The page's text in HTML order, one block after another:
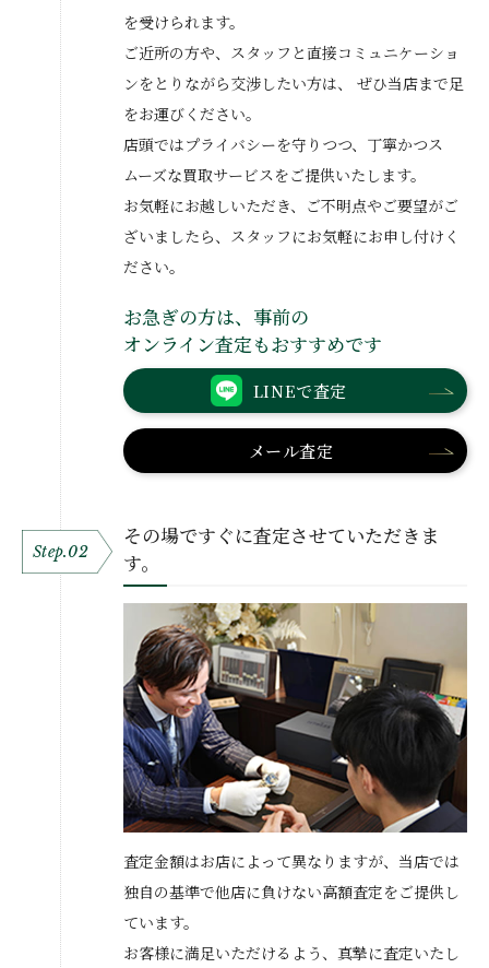
を受けられます。
ご近所の方や、スタッフと直接コミュニケーショ
ンをとりながら交渉したい方は、
ぜひ当店まで足
をお運びください。
店頭ではプライバシーを守りつつ、丁寧かつス
ムーズな買取サービスをご提供いたします。
お気軽にお越しいただき、ご不明点やご要望がご
ざいましたら、スタッフにお気軽にお申し付けく
ださい。
お急ぎの方は、事前の
オンライン査定もおすすめです
LINEで査定
メール査定
Step.02
その場ですぐに査定させていただきま
す。
査定金額はお店によって異なりますが、当店では
独自の基準で他店に負けない高額査定をご提供し
ています。
お客様に満足いただけるよう、真摯に査定いたし